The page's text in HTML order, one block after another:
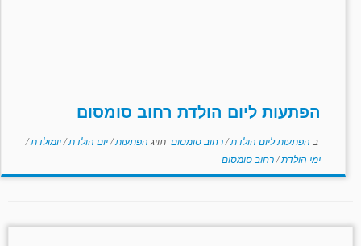
הפתעות ליום הולדת רחוב סומסום
ב הפתעות ליום הולדת/רחוב סומסום תויג הפתעות/יום הולדת/יומולדת/
ימי הולדת/רחוב סומסום